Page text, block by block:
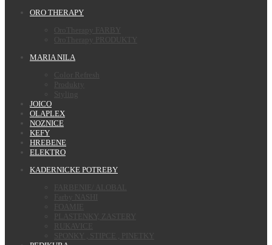
ORO THERAPY
OroTherapy FARBY
OroTherapy PRODUKTY
MARIA NILA
Color Refresh
Produkty
Styling
JOICO
OLAPLEX
NOZNICE
KEFY
HREBENE
ELEKTRO
KADERNICKE POTREBY
FARBENIE/ ALOBAL
Farby NASHI
FOAMIE
PLASTENKY, ZASTERY
RUKAVICE
SPONKY , STIPCE , PINETKY